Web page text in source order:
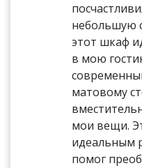
небольшую
этот шкаф
в мою
матовому
мои вещи.
идеальным
помог